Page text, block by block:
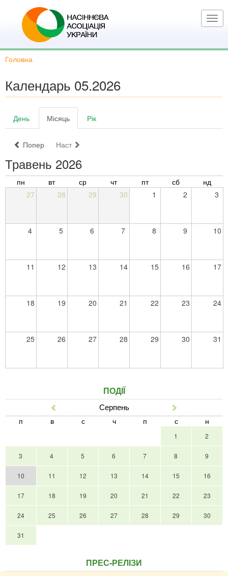
основного
Головна
Календарь 05.2026
Основні
вкладки
День Місяць (активна
вкладка)
Рік
Попер Наст
Травень 2026
пн вт ср чт пт сб
нд
27
28 29 30 1 2 3
4 5 6 7 8 9 10
11 12 13 14 15 16 17
18 19 20 21 22 23 24
25 26 27 28 29 30 31
ПОДІЇ
Серпень
п в с ч п с н
1 2
3 4 5 6 7 8 9
10 11 12 13 14 15 16
17 18 19 20 21 22 23
24 25 26 27 28 29 30
31
ПРЕС-РЕЛІЗИ